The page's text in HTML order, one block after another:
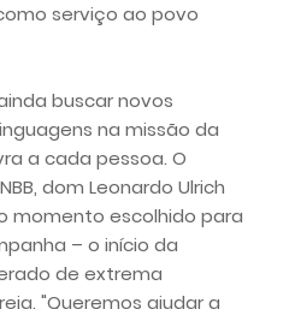
serviço ao povo
buscar novos
na missão da
a cada pessoa. O
dom Leonardo Ulrich
momento escolhido para
– o início da
de extrema
"Queremos ajudar a